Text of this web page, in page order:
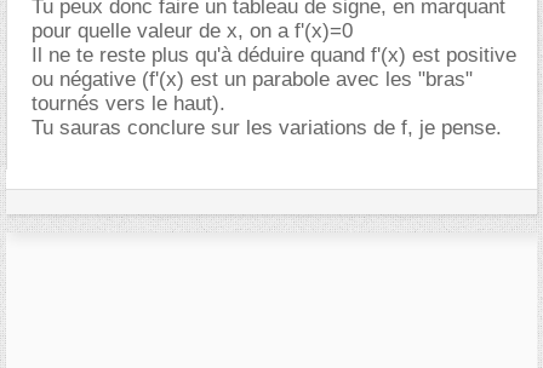
Tu peux donc faire un tableau de signe, en marquant
pour quelle valeur de x, on a f'(x)=0
Il ne te reste plus qu'à déduire quand f'(x) est positive
ou négative (f'(x) est un parabole avec les "bras"
tournés vers le haut).
Tu sauras conclure sur les variations de f, je pense.